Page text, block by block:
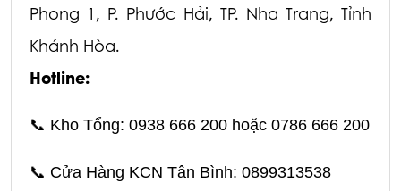
Phong 1, P. Phước Hải, TP. Nha Trang, Tỉnh
Khánh Hòa.
Hotline:
📞 Kho Tổng: 0938 666 200 hoặc 0786 666 200
📞 Cửa Hàng KCN Tân Bình: 0899313538